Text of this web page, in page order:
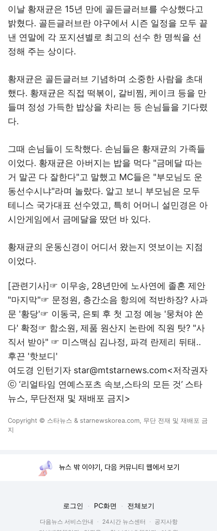
이날 황재균은 15년 만에 골든글러브를 수상했다고
밝혔다. 골든글러브란 야구에서 시즌 일정을 모두 끝
낸 연말에 각 포지션별로 최고의 선수 한 명씩을 선
정해 주는 상이다.
황재균은 골든글러브 기념하며 소중한 사람을 초대
했다. 황재균은 직접 떡볶이, 갈비찜, 케이크 등을 만
들며 정성 가득한 밥상을 차리는 등 손님들을 기다렸
다.
그때 손님들이 도착했다. 손님들은 황재균의 가족들
이었다. 황재균은 아버지는 밥을 먹다 "금메달 따는
거 말곤 다 잘한다"고 말했고 MC들은 "부모님도 운
동선수시냐"라며 놀랐다. 알고 보니 부모님은 모두
테니스 국가대표 선수였고, 특히 어머니 설민경은 아
시안게임에서 금메달을 땄던 바 있다.
황재균의 운동신경이 어디서 왔는지 엿보이는 지점
이었다.
[관련기사]☞ 이무송, 28년만에 노사연에 졸혼 제안
"마지막"☞ 문정원, 층간소음 항의에 적반하장? 사과
문 '황당'☞ 이동국, 은퇴 후 첫 고정 예능 '뭉쳐야 쏜
다' 확정☞ 함소원, 제품 원산지 논란에 직원 탓? "사
직서 받아" ☞ 미스맥심 김나정, 파격 란제리 뒤태..
후끈 '핫보디'
여도경 인턴기자 star@mtstarnews.com<저작권자
ⓒ ‘리얼타임 연예스포츠 속보,스타의 모든 것’ 스타
뉴스, 무단전재 및 재배포 금지>
Copyright © 스타뉴스 & starnewskorea.com, 무단 전재 및 재배포 금
지
뉴스 밖 이야기, 다음 커뮤니티 웹에서 보기
로그인 PC화면 전체보기
다음뉴스 서비스안내 24시간 뉴스센터
공지사항